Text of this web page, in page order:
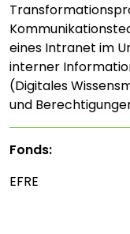
eines Intranet im
interner
(Digitales
und
Fonds:
EFRE